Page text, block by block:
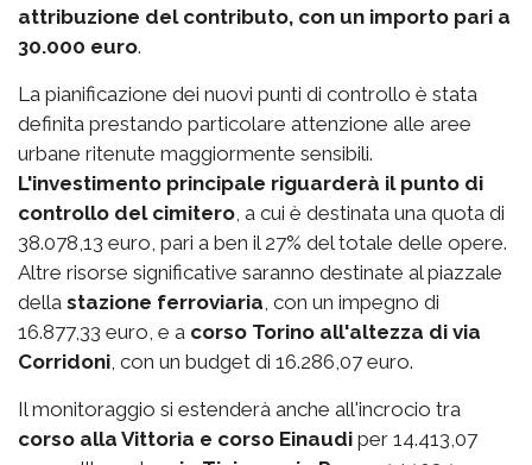
attribuzione del contributo, con un importo pari a
30.000 euro.
La pianificazione dei nuovi punti di controllo è stata
definita prestando particolare attenzione alle aree
urbane ritenute maggiormente sensibili.
L'investimento principale riguarderà il punto di
controllo del cimitero , a cui è destinata una quota di
38.078,13 euro, pari a ben il 27% del totale delle opere.
Altre risorse significative saranno destinate al piazzale
della stazione ferroviaria , con un impegno di
16.877,33 euro, e a corso Torino all'altezza di via
Corridoni , con un budget di 16.286,07 euro.
Il monitoraggio si estenderà anche all'incrocio tra
corso alla Vittoria e corso Einaudi per 14.413,07